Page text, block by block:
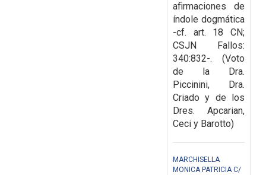
afirmaciones de
índole dogmática
-cf. art. 18 CN;
CSJN Fallos:
340:832-. (Voto
de la Dra.
Piccinini, Dra.
Criado y de los
Dres. Apcarian,
Ceci y Barotto)
MARCHISELLA
MONICA PATRICIA C/